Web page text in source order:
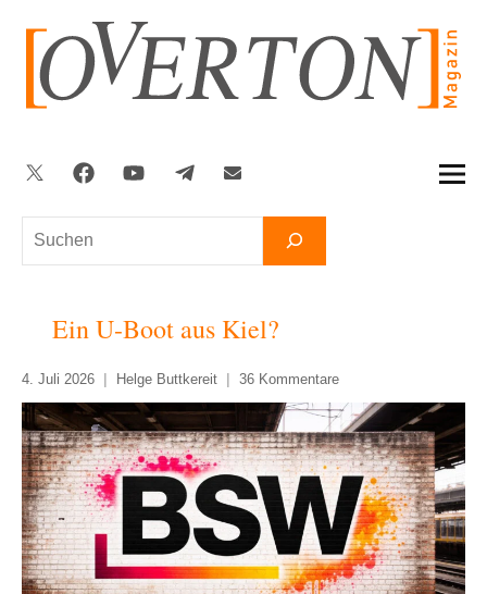
springen
Suchen
Twitter FacebookYouTubeTelegram
Ein U-Boot aus Kiel?
4. Juli 2026 Helge Buttkereit 36 Kommentare